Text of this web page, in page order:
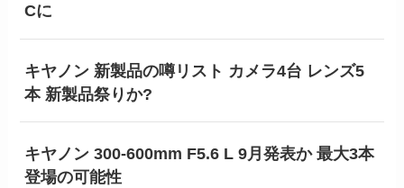
Cに
キヤノン 新製品の噂リスト カメラ4台 レンズ5
本 新製品祭りか?
キヤノン 300-600mm F5.6 L 9月発表か 最大3本
登場の可能性